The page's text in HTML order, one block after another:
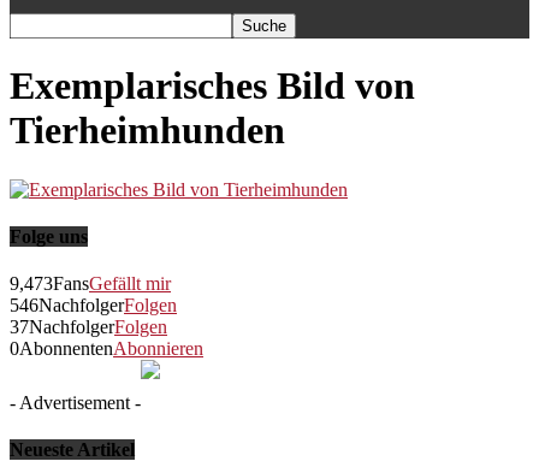
Exemplarisches Bild von
Tierheimhunden
Folge uns
9,473FansGefällt mir
546NachfolgerFolgen
37NachfolgerFolgen
0AbonnentenAbonnieren
- Advertisement -
Neueste Artikel